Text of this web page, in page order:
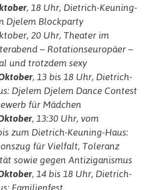
, 18 Uhr, Dietrich-Keuning-
Djelem Blockparty
20 Uhr, Theater im
– Rotationseuropäer –
und trotzdem sexy
, 13 bis 18 Uhr, Dietrich-
Djelem Djelem Dance Contest
für Mädchen
, 13:30 Uhr, vom
zum Dietrich-Keuning-Haus:
für Vielfalt, Toleranz
sowie gegen Antiziganismus
, 14 bis 18 Uhr, Dietrich-
Familienfest